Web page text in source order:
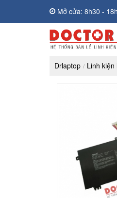
Mở cửa: 8h30 -
Drlaptop Linh kiện